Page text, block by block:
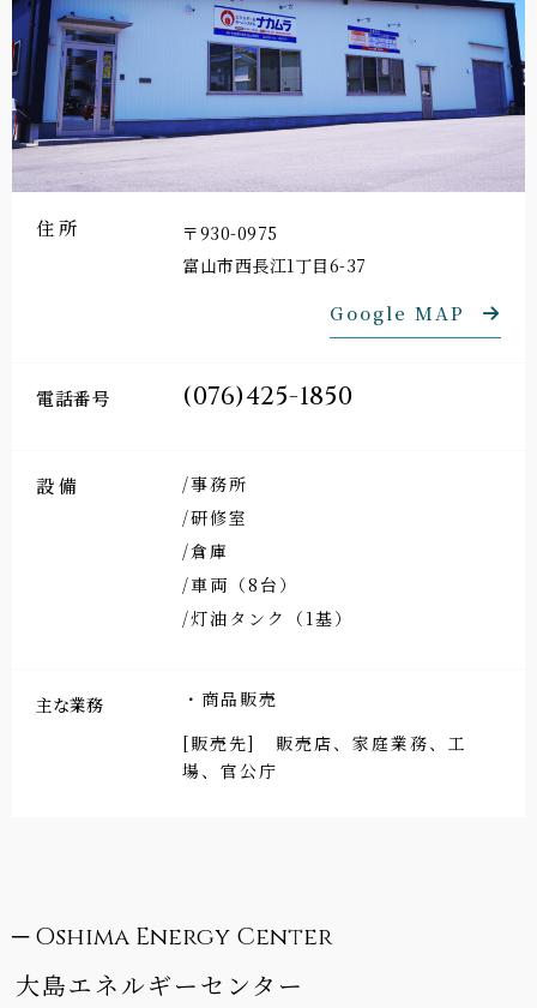
住所
〒930-0975
富山市西長江1丁目6-37
Google MAP
電話番号 (076)425-1850
設備
/事務所
/研修室
/倉庫
/車両（8台）
/灯油タンク（1基）
主な業務
・商品販売
[販売先] 販売店、家庭業務、工
場、官公庁
─ Oshima Energy Center
大島エネルギーセンター